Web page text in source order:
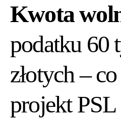
Kwota
podatku 60
złotych – co
projekt PSL